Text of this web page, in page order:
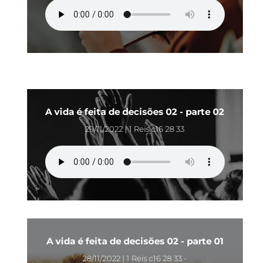
A vida é feita de decisões 02 - parte 02
29/11/2022 | 1 Reis c16 28 33
A vida é feita de decisões 02 - parte 01
28/11/2022 | 1 Reis c16 28 33 -